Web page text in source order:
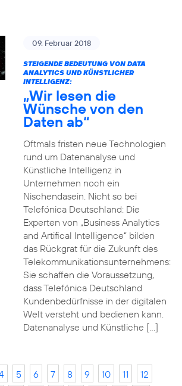
09. Februar 2018
STEIGENDE BEDEUTUNG VON DATA
ANALYTICS UND KÜNSTLICHER
INTELLIGENZ:
„Wir lesen die
Wünsche von den
Daten ab“
Oftmals fristen neue Technologien
rund um Datenanalyse und
Künstliche Intelligenz in
Unternehmen noch ein
Nischendasein. Nicht so bei
Telefónica Deutschland: Die
Experten von „Business Analytics
and Artifical Intelligence“ bilden
das Rückgrat für die Zukunft des
Telekommunikationsunternehmens:
Sie schaffen die Voraussetzung,
dass Telefónica Deutschland
Kundenbedürfnisse in der digitalen
Welt versteht und bedienen kann.
Datenanalyse und Künstliche […]
5 6 7 8 9 10 11
12